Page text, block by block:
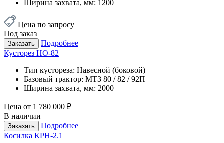
Ширина захвата, мм: 1200
Цена по запросу
Под заказ
Заказать
Подробнее
Кусторез НО-82
Тип кустореза: Навесной (боковой)
Базовый трактор: МТЗ 80 / 82 / 92П
Ширина захвата, мм: 2000
Цена от 1 780 000 ₽
В наличии
Заказать
Подробнее
Косилка КРН-2.1